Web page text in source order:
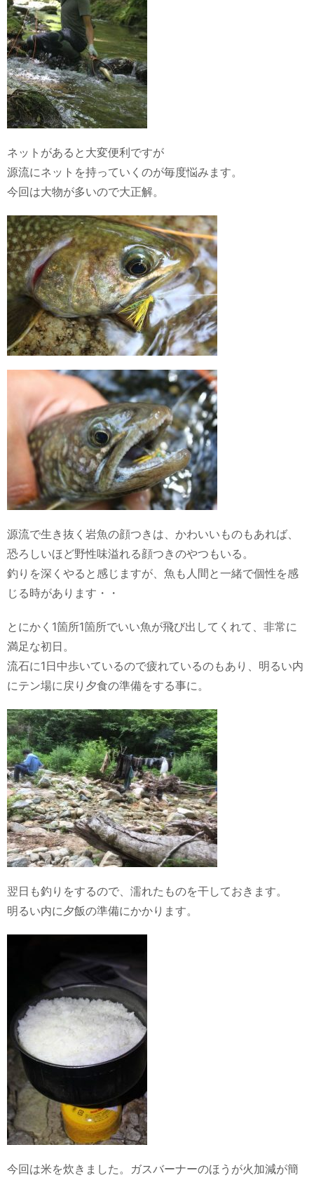
ネットがあると大変便利ですが
源流にネットを持っていくのが毎度悩みます。
今回は大物が多いので大正解。
源流で生き抜く岩魚の顔つきは、かわいいものもあれば、
恐ろしいほど野性味溢れる顔つきのやつもいる。
釣りを深くやると感じますが、魚も人間と一緒で個性を感
じる時があります・・
とにかく1箇所1箇所でいい魚が飛び出してくれて、非常に
満足な初日。
流石に1日中歩いているので疲れているのもあり、明るい内
にテン場に戻り夕食の準備をする事に。
翌日も釣りをするので、濡れたものを干しておきます。
明るい内に夕飯の準備にかかります。
今回は米を炊きました。ガスバーナーのほうが火加減が簡